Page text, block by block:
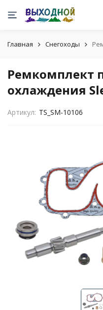
Главная Снегоходы
Ремкомплект
охлаждения
Артикул: TS_SM-10106